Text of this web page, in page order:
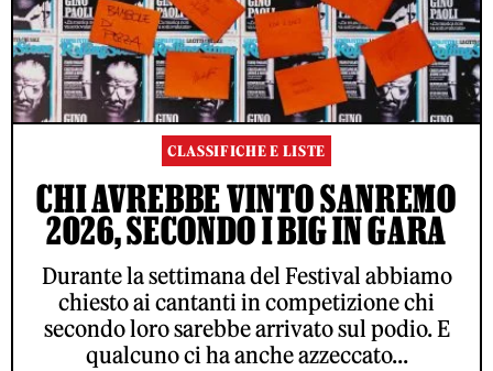
CLASSIFICHE E LISTE
CHI AVREBBE VINTO SANREMO
2026, SECONDO I BIG IN GARA
Durante la settimana del Festival abbiamo
chiesto ai cantanti in competizione chi
secondo loro sarebbe arrivato sul podio. E
qualcuno ci ha anche azzeccato...